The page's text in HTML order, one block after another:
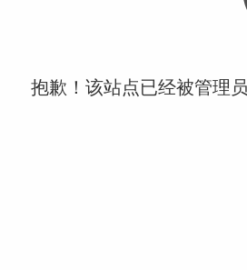
抱歉！该站点已经被管理